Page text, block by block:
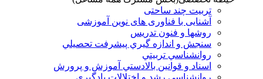
تربیت چند ساحتی
آشنایی با فناوری های نوین آموزشی
روشها و فنون تدريس
سنجش و اندازه گيري پيشرفت تحصيلي
روانشناسي تربيتي
اسناد و قوانين بالادستي آموزش و پرورش
روانشناسي رشد و اختلالات يادگيري